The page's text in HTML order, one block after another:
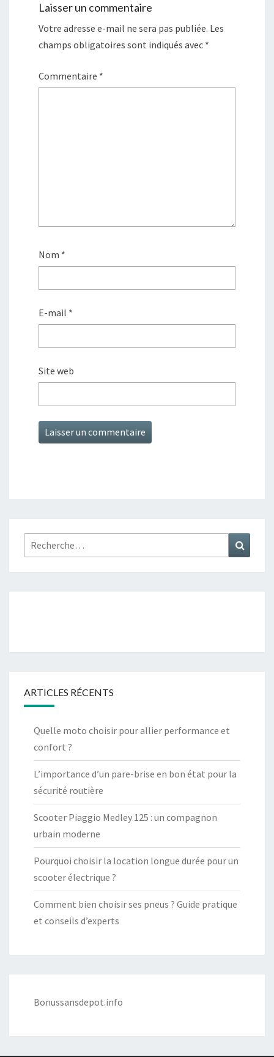
Laisser un commentaire
Votre adresse e-mail ne sera pas publiée. Les
champs obligatoires sont indiqués avec *
Commentaire *
Nom *
E-mail *
Site web
Rechercher :
ARTICLES RÉCENTS
Quelle moto choisir pour allier performance et
confort ?
L’importance d’un pare-brise en bon état pour la
sécurité routière
Scooter Piaggio Medley 125 : un compagnon
urbain moderne
Pourquoi choisir la location longue durée pour un
scooter électrique ?
Comment bien choisir ses pneus ? Guide pratique
et conseils d’experts
Bonussansdepot.info